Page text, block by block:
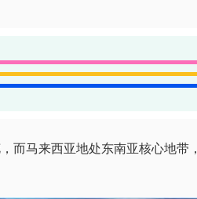
而马来西亚地处东南亚核心地带，